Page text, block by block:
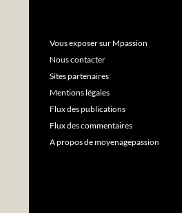
Vous exposer sur Mpassion
Nous contacter
Sites partenaires
Mentions légales
Flux des publications
Flux des commentaires
A propos de moyenagepassion